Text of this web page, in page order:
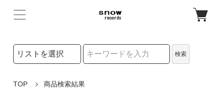
検索リストの選択
検索
TOP 商品検索結果